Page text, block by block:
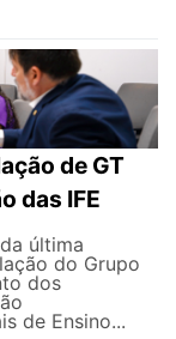
de GT
das IFE
última
do Grupo
dos
de Ensino...